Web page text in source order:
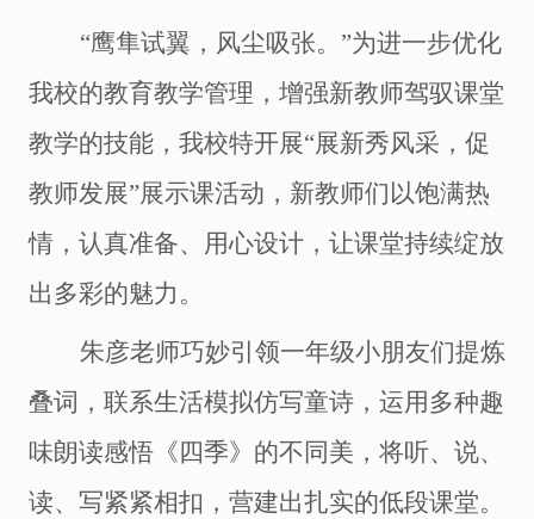
“鹰隼试翼，风尘吸张。”为进一步优化
我校的教育教学管理，增强新教师驾驭课堂
教学的技能，我校特开展“展新秀风采，促
教师发展”展示课活动，新教师们以饱满热
情，认真准备、用心设计，让课堂持续绽放
出多彩的魅力。
朱彦老师巧妙引领一年级小朋友们提炼
叠词，联系生活模拟仿写童诗，运用多种趣
味朗读感悟《四季》的不同美，将听、说、
读、写紧紧相扣，营建出扎实的低段课堂。